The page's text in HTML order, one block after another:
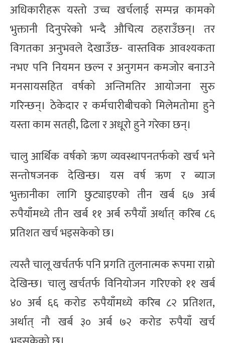
अधिकारीहरू यस्तो उच्च खर्चलाई सम्पन्न कामको
भुक्तानी दिनुपरेको भन्दै औचित्य ठहराउँछन्। तर
विगतका अनुभवले देखाउँछ- वास्तविक आवश्यकता
नभए पनि नियमन छल्न र अनुगमन कमजोर बनाउने
मनसायसहित वर्षको अन्तिमतिर आयोजना सुरु
गरिन्छन्। ठेकेदार र कर्मचारीबीचको मिलेमतोमा हुने
यस्ता काम सतही, ढिला र अधूरो हुने गरेका छन्।
चालु आर्थिक वर्षको ऋण व्यवस्थापनतर्फको खर्च भने
सन्तोषजनक देखिन्छ। यस वर्ष ऋण र ब्याज
भुक्तानीका लागि छुट्याइएको तीन खर्ब ६७ अर्ब
रुपैयाँमध्ये तीन खर्ब ११ अर्ब रुपैयाँ अर्थात् करिब ८६
प्रतिशत खर्च भइसकेको छ।
त्यस्तै चालू खर्चतर्फ पनि प्रगति तुलनात्मक रूपमा राम्रो
देखिन्छ। चालु खर्चतर्फ विनियोजन गरिएको ११ खर्ब
४० अर्ब ६६ करोड रुपैयाँमध्ये करिब ८२ प्रतिशत,
अर्थात् नौ खर्ब ३० अर्ब ७२ करोड रुपैयाँ खर्च